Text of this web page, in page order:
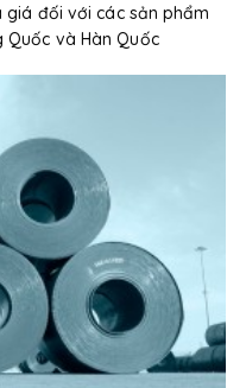
đối với các sản phẩm
và Hàn Quốc